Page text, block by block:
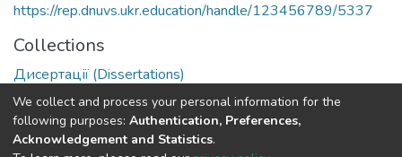
https://rep.dnuvs.ukr.education/handle/123456789/5337
Collections
Дисертації (Dissertations)
Full item page
We collect and process your personal information for the
following purposes: Authentication, Preferences,
Acknowledgement and Statistics.